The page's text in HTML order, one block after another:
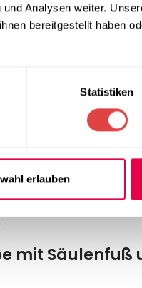
Analysen weiter.
bereitgestellt haben
Statistiken
erlauben
vor Korrosion.
Oberflächen mühelos
mit Säulenfuß